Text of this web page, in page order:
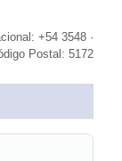
+54 3548 ·
Postal: 5172